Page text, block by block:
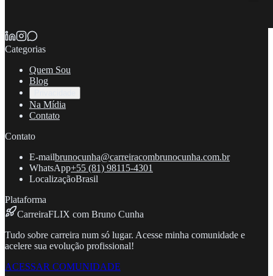
Categorias
Quem Sou
Blog
Na Mídia
Contato
Contato
E-mailbrunocunha@carreiracombrunocunha.com.br
WhatsApp+55 (81) 98115-4301
LocalizaçãoBrasil
Plataforma
CarreiraFLIX com Bruno Cunha
Tudo sobre carreira num só lugar. Acesse minha comunidade e
acelere sua evolução profissional!
ACESSAR COMUNIDADE